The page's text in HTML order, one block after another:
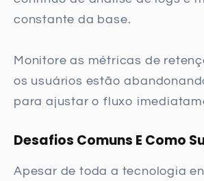
constante da base.
Monitore as métricas de
os usuários estão
para ajustar o fluxo
Desafios Comuns E Como
Apesar de toda a tecnologia